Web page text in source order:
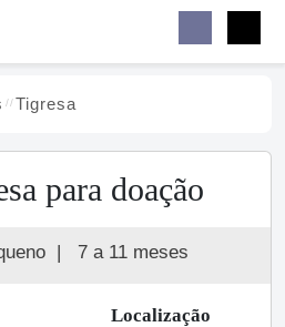
Tigresa
para doação
| 7 a 11 meses
Localização